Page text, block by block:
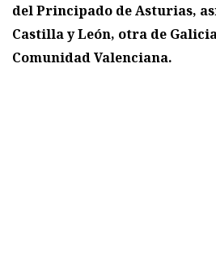
del Principado de Asturias,
Castilla y León, otra de
Comunidad Valenciana.